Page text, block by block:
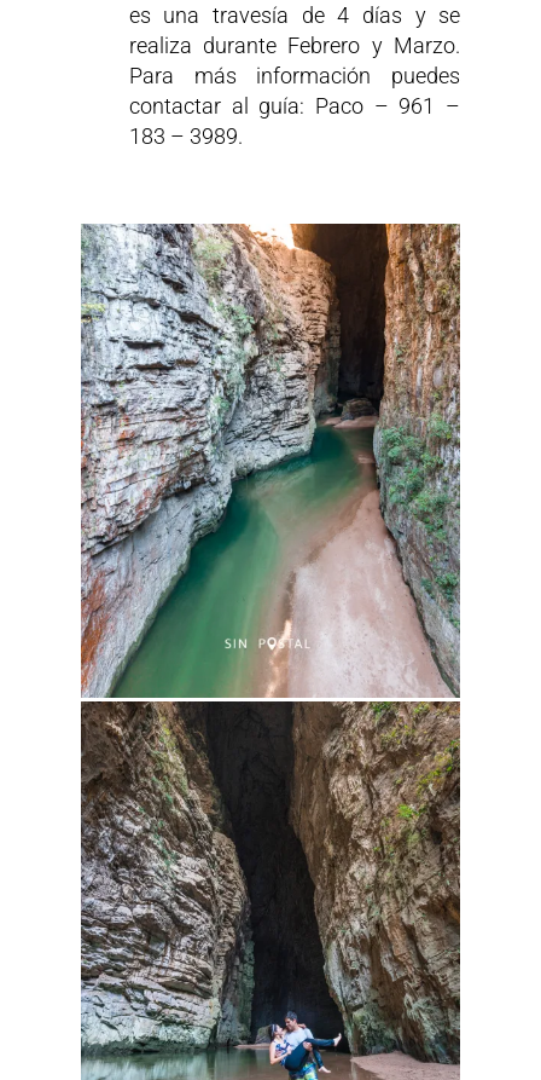
es una travesía de 4 días y se
realiza durante Febrero y Marzo.
Para más información puedes
contactar al guía: Paco – 961 –
183 – 3989.